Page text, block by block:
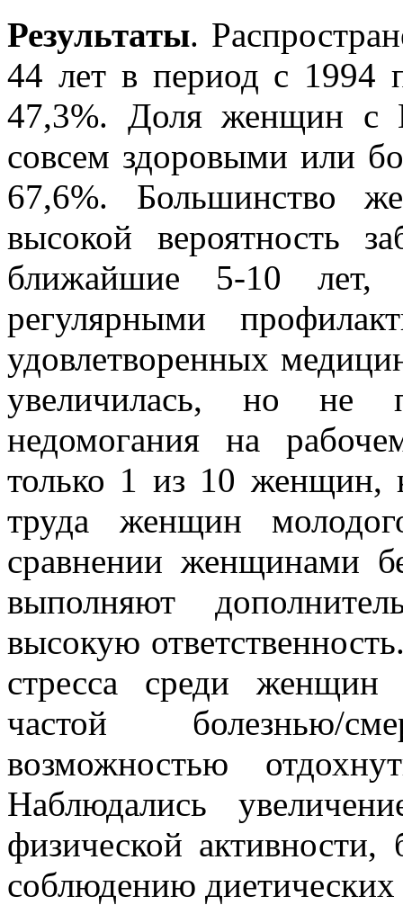
Результаты.
44 лет в период с 1994
47,3%. Доля женщин с
совсем здоровыми или
67,6%. Большинство
высокой вероятность
ближайшие 5-10 лет,
регулярными
удовлетворенных
увеличилась, но не
недомогания на
только 1 из 10 женщин,
труда женщин
сравнении женщинами
выполняют
высокую
стресса среди женщин
частой болезнью/
возможностью
Наблюдались
физической
соблюдению